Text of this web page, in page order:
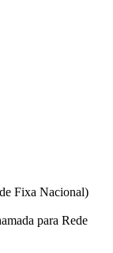
Fixa Nacional)
para Rede